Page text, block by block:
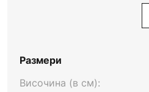
Размери
Височина (в см):